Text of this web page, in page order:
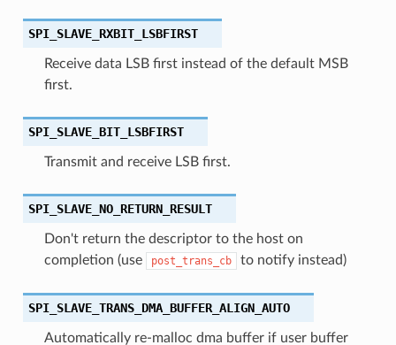
SPI_SLAVE_RXBIT_LSBFIRST
Receive data LSB first instead of the default MSB
first.
SPI_SLAVE_BIT_LSBFIRST
Transmit and receive LSB first.
SPI_SLAVE_NO_RETURN_RESULT
Don't return the descriptor to the host on
completion (use
post_trans_cb to notify instead)
SPI_SLAVE_TRANS_DMA_BUFFER_ALIGN_AUTO
Automatically re-malloc dma buffer if user buffer